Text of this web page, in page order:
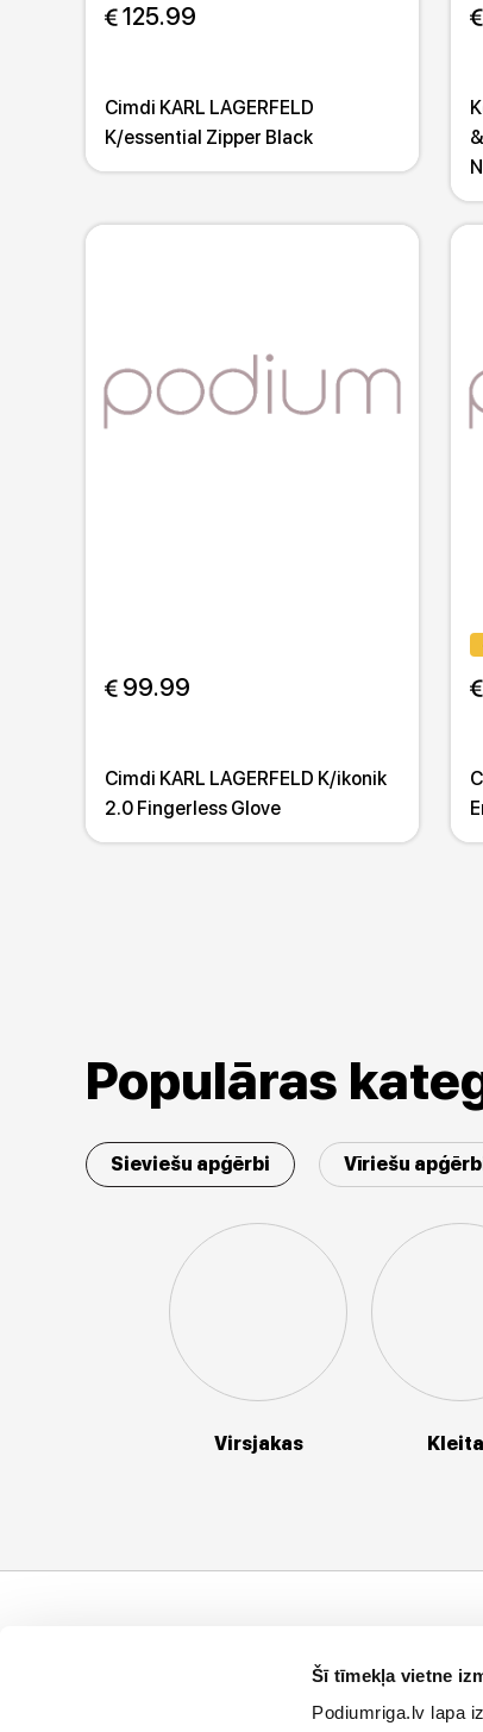
Šī tīmekļa vietne
Podiumriga.lv lapa
125.99
Cimdi KARL LAGERFELD
K/essential Zipper Black
99.99
Cimdi KARL LAGERFELD K/ikonik
2.0 Fingerless Glove
Populāras
Sieviešu apģērbi Vīriešu
Virsjakas
Privātuma politika